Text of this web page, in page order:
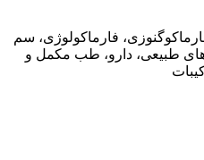
فارماکولوژی، سم
طبیعی، دارو، طب مکمل و